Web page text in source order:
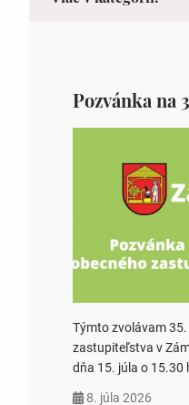
Týmto zvolávam
zastupiteľstva v
dňa 15. júla o 15.30
8. júla 2026